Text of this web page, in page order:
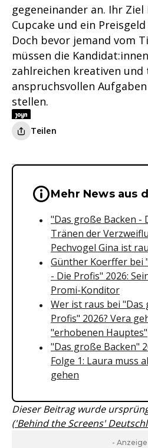
gegeneinander an. Ihr
Cupcake und ein Preisgeld
Doch bevor jemand vom
müssen die
zahlreichen kreativen und
anspruchsvollen
stellen.
Teilen
Wichtige
Mehr News aus
"Das große Backen -
Tränen der
Pechvogel Gina ist
Günther Koerffer bei
- Die Profis" 2026:
Promi-Konditor
Wer ist raus bei "Das
Profis" 2026? Vera
"erhobenen Hauptes"
"Das große Backen"
Folge 1: Laura muss
gehen
Dieser Beitrag wurde
('Behind the Screens'
- Anzeige